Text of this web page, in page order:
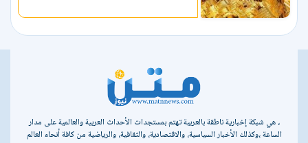
، هي شبكة إخبارية ناطقة بالعربية تهتم بمستجدات الأحداث العربية والعالمية على مدار
الساعة ،وكذلك الأخبار السياسية، والاقتصادية، والثقافية، والرياضية من كافة أنحاء العالم